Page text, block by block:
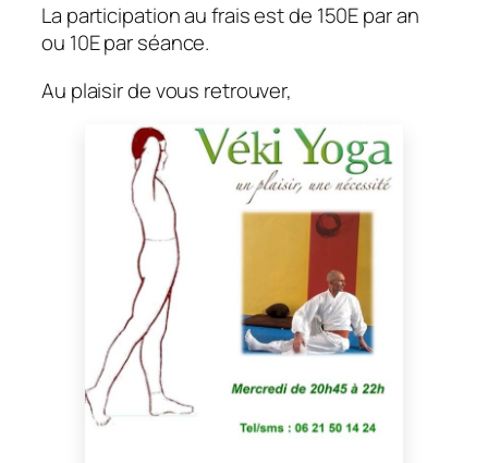
La participation au frais est de 150E par an
ou 10E par séance.
Au plaisir de vous retrouver,